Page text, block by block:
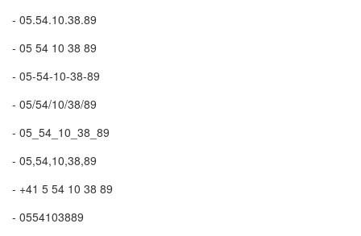
- 05.54.10.38.89
- 05 54 10 38 89
- 05-54-10-38-89
- 05/54/10/38/89
- 05_54_10_38_89
- 05,54,10,38,89
- +41 5 54 10 38 89
- 0554103889